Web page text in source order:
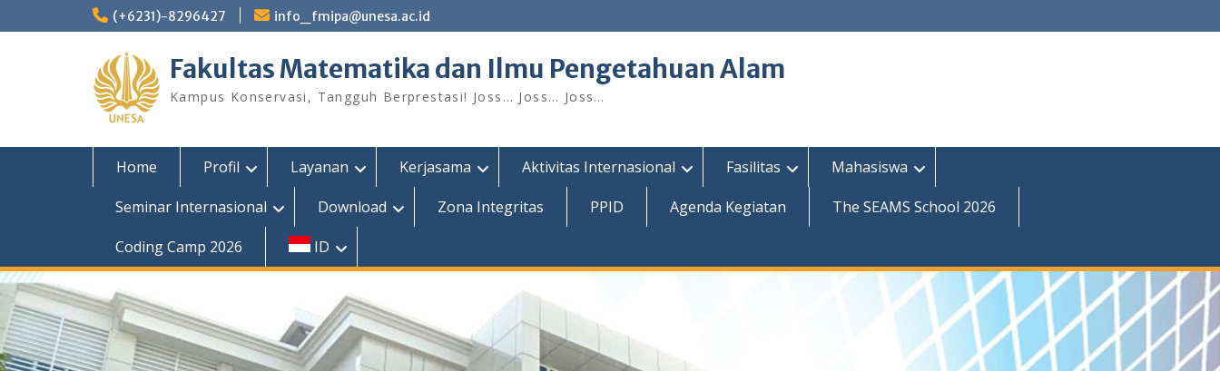
to
(+6231)-8296427 info_fmipa@unesa.ac.id
Fakultas Matematika dan Ilmu Pengetahuan Alam
Kampus Konservasi, Tangguh Berprestasi! Joss… Joss… Joss…
Home Profil Layanan Kerjasama Aktivitas Internasional Fasilitas
Mahasiswa
Seminar Internasional
Download Zona Integritas PPID Agenda Kegiatan
The SEAMS School 2026
Coding Camp 2026
ID